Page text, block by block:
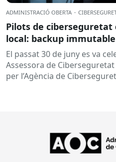
ADMINISTRACIÓ OBERTA ·
Pilots de ciberseguretat
local: backup
El passat 30 de juny es va
Assessora de
per l’Agència de